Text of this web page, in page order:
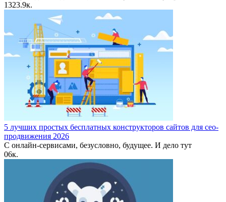
1323.9к.
5 лучших простых бесплатных конструкторов сайтов для сео-
продвижения 2026
С онлайн-сервисами, безусловно, будущее. И дело тут
06к.